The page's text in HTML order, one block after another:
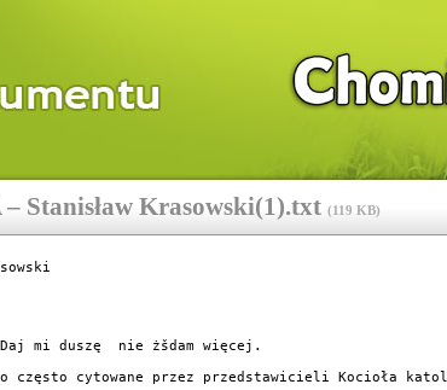
Stanisław Krasowski(1).txt (119 KB)
mi duszę  nie żšdam więcej.
często cytowane przez przedstawicieli Kocioła